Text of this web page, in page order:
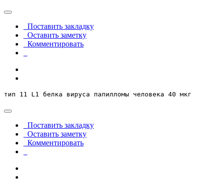
Поставить закладку
Оставить заметку
Комментировать
тип 11 L1 белка вируса папилломы человека 40 мкг
Поставить закладку
Оставить заметку
Комментировать